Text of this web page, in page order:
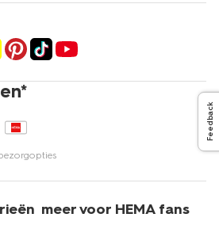
meer voor HEMA fans
Feedback